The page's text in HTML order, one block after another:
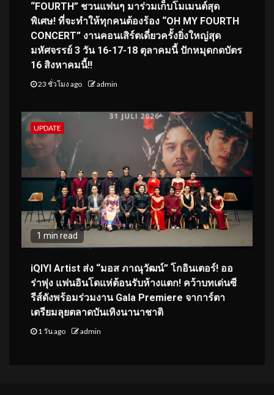
“FOURTH” ชวนแฟนๆ มาร่วมเก็บโมเมนต์สุด
พิเศษ! ที่จะทำให้ทุกคนต้องร้อง “OH MY FOURTH
CONCERT” งานคอนเสิร์ตเดี่ยวครั้งยิ่งใหญ่สุด
มหัศจรรย์ 3 วัน 16-17-18 ตุลาคมนี้ ปักหมุดกดบัตร
16 สิงหาคมนี้!!
23 ชั่วโมง ago admin
UPDATE
1 min read
iQIYI Artist ส่ง “มอส ภาณุวัฒน์” โกอินเตอร์! ออ
ร่าพุ่ง แฟนอินโดแห่ต้อนรับห้างแตก! คว้าบทเด่นซี
รีส์ดังพร้อมร่วมงาน Gala Premiere จาการ์ตา
เตรียมลุยตลาดบันเทิงนานาชาติ
1 วัน ago admin